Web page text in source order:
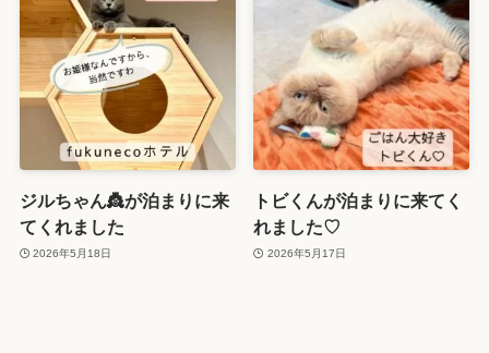
ジルちゃん👸が泊まりに来
てくれました
2026年5月18日
トビくんが泊まりに来てく
れました♡
2026年5月17日